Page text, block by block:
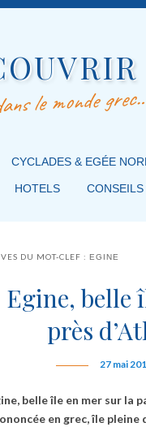
le monde
NAVIGATION
NAVIGATION
CYCLADES & EGÉE
HOTELS CONSEILS
DU MOT-CLEF :EGINE
Egine, belle
près
27 mai
belle île en mer sur la
en grec, île pleine